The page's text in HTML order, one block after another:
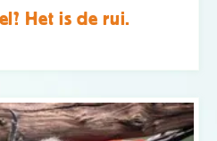
Het is de rui.